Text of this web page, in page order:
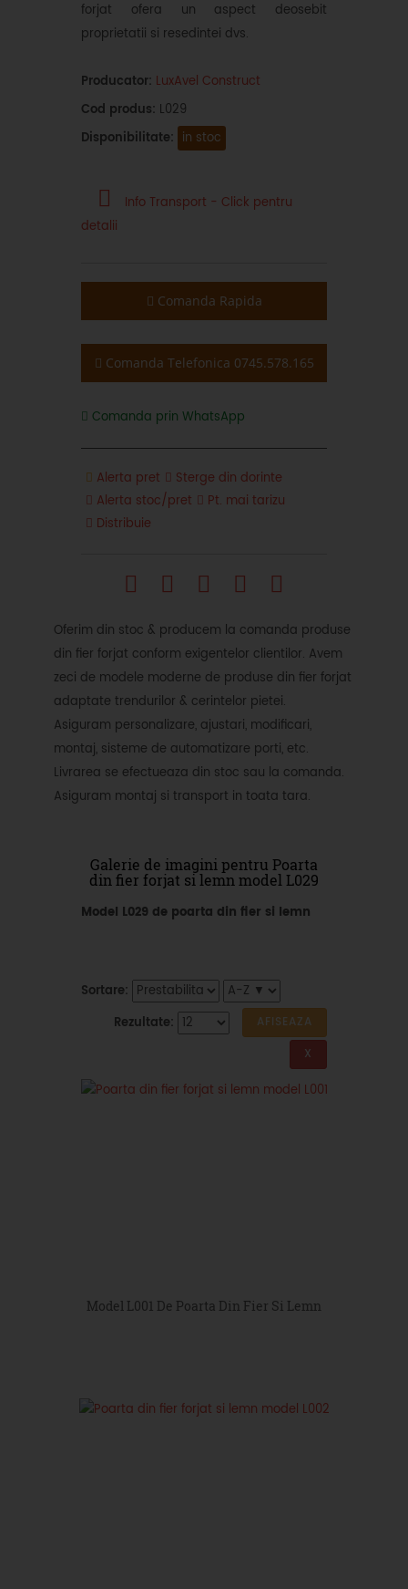
forjat ofera un aspect deosebit
proprietatii si resedintei dvs.
Producator: LuxAvel Construct
Cod produs: L029
Disponibilitate: in stoc
Info Transport - Click pentru
detalii
Comanda Rapida
Comanda Telefonica 0745.578.165
Comanda prin WhatsApp
Alerta pret
Sterge din dorinte
Alerta stoc/pret
Pt. mai tarizu
Distribuie
Oferim din stoc & producem la comanda produse
din fier forjat conform exigentelor clientilor. Avem
zeci de modele moderne de produse din fier forjat
adaptate trendurilor & cerintelor pietei.
Asiguram personalizare, ajustari, modificari,
montaj, sisteme de automatizare porti, etc.
Livrarea se efectueaza din stoc sau la comanda.
Asiguram montaj si transport in toata tara.
Galerie de imagini pentru Poarta
din fier forjat si lemn model L029
Model L029 de poarta din fier si lemn
Sortare:
Rezultate:
Model L001 De Poarta Din Fier Si Lemn